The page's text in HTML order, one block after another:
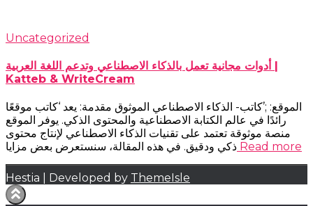
Uncategorized
أدوات مجانية تعمل بالذكاء الاصطناعي وتدعم اللغة العربية |
Katteb & WriteCream
الموقع: ;’كاتب- الذكاء الاصطناعي الموثوق مقدمة: يعد ‘كاتب موقعًا
رائدًا في عالم الكتابة الاصطناعية والمحتوى الذكي. يوفر الموقع
منصة موثوقة تعتمد على تقنيات الذكاء الاصطناعي لإنتاج محتوى
ذكي ودقيق. في هذه المقالة، سنستعرض بعض مزايا Read more
Hestia | Developed by ThemeIsle